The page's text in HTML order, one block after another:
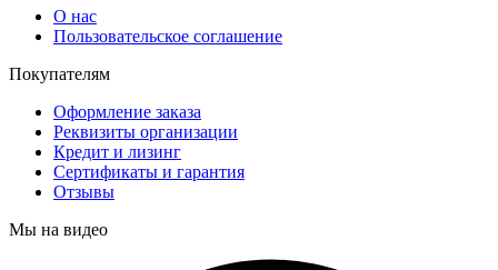
О нас
Пользовательское соглашение
Покупателям
Оформление заказа
Реквизиты организации
Кредит и лизинг
Сертификаты и гарантия
Отзывы
Мы на видео